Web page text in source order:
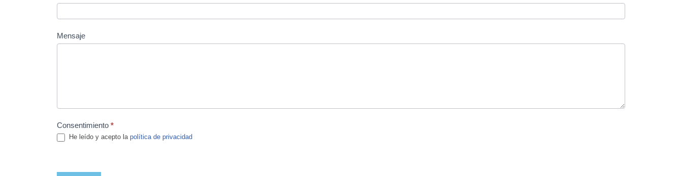
Mensaje
Consentimiento *
He leído y acepto la política de privacidad